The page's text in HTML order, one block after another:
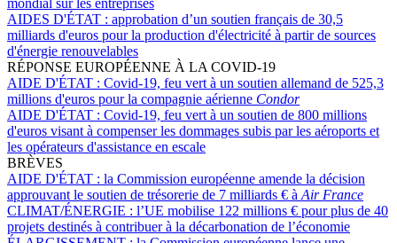
mondial sur les entreprises
AIDES D'ÉTAT : approbation d’un soutien français de 30,5
milliards d'euros pour la production d'électricité à partir de sources
d'énergie renouvelables
RÉPONSE EUROPÉENNE À LA COVID-19
AIDE D'ÉTAT : Covid-19, feu vert à un soutien allemand de 525,3
millions d'euros pour la compagnie aérienne Condor
AIDE D'ÉTAT : Covid-19, feu vert à un soutien de 800 millions
d'euros visant à compenser les dommages subis par les aéroports et
les opérateurs d'assistance en escale
BRÈVES
AIDE D'ÉTAT : la Commission européenne amende la décision
approuvant le soutien de trésorerie de 7 milliards € àAir France
CLIMAT/ÉNERGIE : l’UE mobilise 122 millions € pour plus de 40
projets destinés à contribuer à la décarbonation de l’économie